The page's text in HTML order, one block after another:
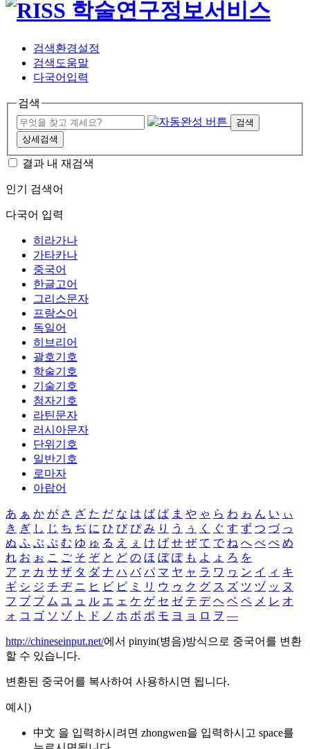
검색환경설정
검색도움말
다국어입력
검색
검색
상세검색
결과 내 재검색
인기 검색어
다국어 입력
히라가나
가타카나
중국어
한글고어
그리스문자
프랑스어
독일어
히브리어
괄호기호
학술기호
기술기호
첨자기호
라틴문자
러시아문자
단위기호
일반기호
로마자
아랍어
あ ぁ か が さ ざ た だ な は ば ぱ ま や ゃ ら わ ゎ ん い ぃ
き ぎ し じ ち ぢ に ひ び ぴ み り う ぅ く ぐ す ず つ づ っ
ぬ ふ ぶ ぷ む ゆ ゅ る え ぇ け げ せ ぜ て で ね へ べ ぺ め
れ お ぉ こ ご そ ぞ と ど の ほ ぼ ぽ も よ ょ ろ を
ア ァ カ サ ザ タ ダ ナ ハ バ パ マ ヤ ャ ラ ワ ヮ ン イ ィ キ
ギ シ ジ チ ヂ ニ ヒ ビ ピ ミ リ ウ ゥ ク グ ス ズ ツ ヅ ッ ヌ
フ ブ プ ム ユ ュ ル エ ェ ケ ゲ セ ゼ テ デ ヘ ベ ペ メ レ オ
ォ コ ゴ ソ ゾ ト ド ノ ホ ボ ポ モ ヨ ョ ロ ヲ ―
http://chineseinput.net/에서 pinyin(병음)방식으로 중국어를 변환
할 수 있습니다.
변환된 중국어를 복사하여 사용하시면 됩니다.
예시)
中文 을 입력하시려면 zhongwen을 입력하시고 space를